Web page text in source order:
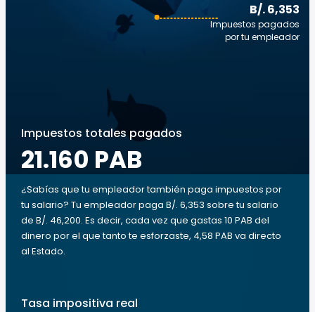
B/. 6,353
Impuestos pagados
por tu empleador
Impuestos totales pagados
21.160 PAB
¿Sabías que tu empleador también paga impuestos por
tu salario? Tu empleador paga B/. 6,353 sobre tu salario
de B/. 46,200. Es decir, cada vez que gastas 10 PAB del
dinero por el que tanto te esforzaste, 4,58 PAB va directo
al Estado.
Tasa impositiva real